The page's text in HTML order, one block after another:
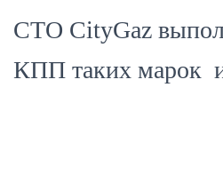
СТО CityGaz
КПП таких марок